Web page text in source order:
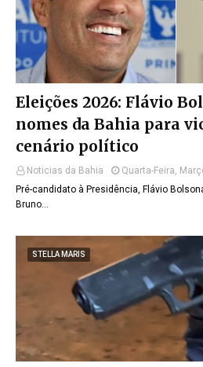
Eleições 2026: Flávio
nomes da Bahia para
cenário político
Noticias da Bahia
Quarta-Feira,
Pré-candidato à Presidência, Flávio
Bruno…
STELLA MARIS